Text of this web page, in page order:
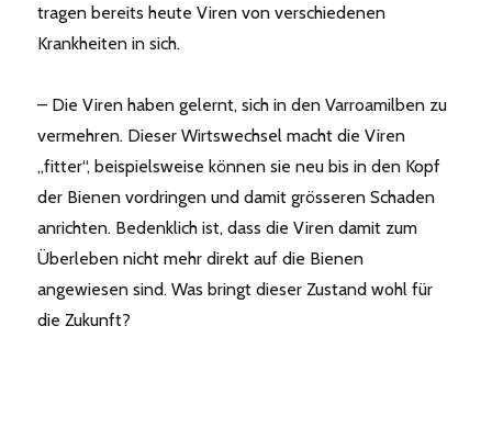
tragen bereits heute Viren von verschiedenen
Krankheiten in sich.
– Die Viren haben gelernt, sich in den Varroamilben zu
vermehren. Dieser Wirtswechsel macht die Viren
„fitter“, beispielsweise können sie neu bis in den Kopf
der Bienen vordringen und damit grösseren Schaden
anrichten. Bedenklich ist, dass die Viren damit zum
Überleben nicht mehr direkt auf die Bienen
angewiesen sind. Was bringt dieser Zustand wohl für
die Zukunft?